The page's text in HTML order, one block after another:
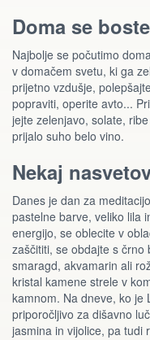
Doma se
Najbolje se počutimo
v domačem svetu, ki ga
prijetno vzdušje,
popraviti, operite avto...
jejte zelenjavo, solate,
prijalo suho belo vino.
Nekaj
Danes je dan za
pastelne barve, veliko lila
energijo, se oblecite v
zaščititi, se obdajte s črno
smaragd, akvamarin ali
kristal kamene strele v
kamnom. Na dneve, ko je
priporočljivo za dišavno
jasmina in vijolice, pa tudi